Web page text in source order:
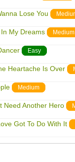
Lose You
My Dreams Medium
Easy
Heartache Is Over
Medium
Need Another Hero
Got To Do With It